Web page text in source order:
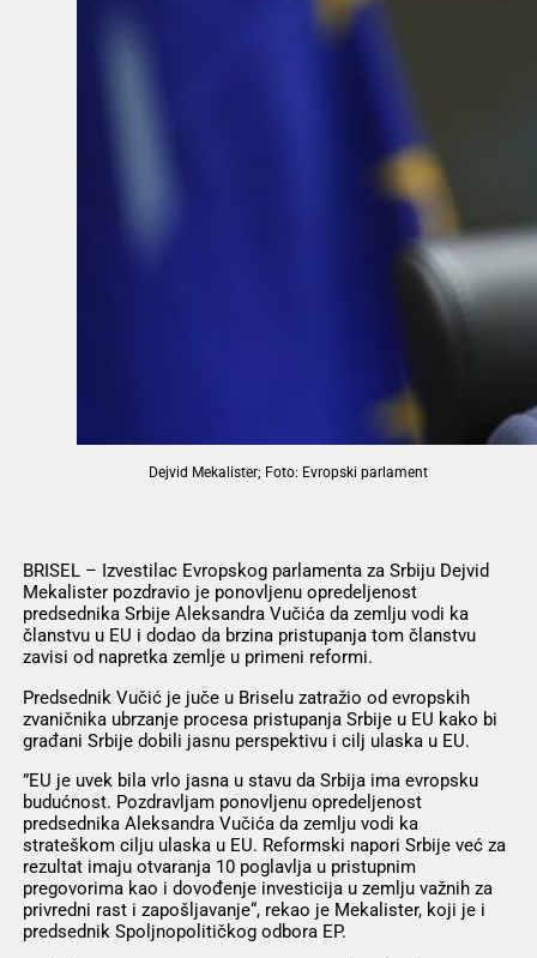
Dejvid Mekalister; Foto: Evropski parlament
BRISEL – Izvestilac Evropskog parlamenta za Srbiju Dejvid
Mekalister pozdravio je ponovljenu opredeljenost
predsednika Srbije Aleksandra Vučića da zemlju vodi ka
članstvu u EU i dodao da brzina pristupanja tom članstvu
zavisi od napretka zemlje u primeni reformi.
Predsednik Vučić je juče u Briselu zatražio od evropskih
zvaničnika ubrzanje procesa pristupanja Srbije u EU kako bi
građani Srbije dobili jasnu perspektivu i cilj ulaska u EU.
”EU je uvek bila vrlo jasna u stavu da Srbija ima evropsku
budućnost. Pozdravljam ponovljenu opredeljenost
predsednika Aleksandra Vučića da zemlju vodi ka
strateškom cilju ulaska u EU. Reformski napori Srbije već za
rezultat imaju otvaranja 10 poglavlja u pristupnim
pregovorima kao i dovođenje investicija u zemlju važnih za
privredni rast i zapošljavanje“, rekao je Mekalister, koji je i
predsednik Spoljnopolitičkog odbora EP.